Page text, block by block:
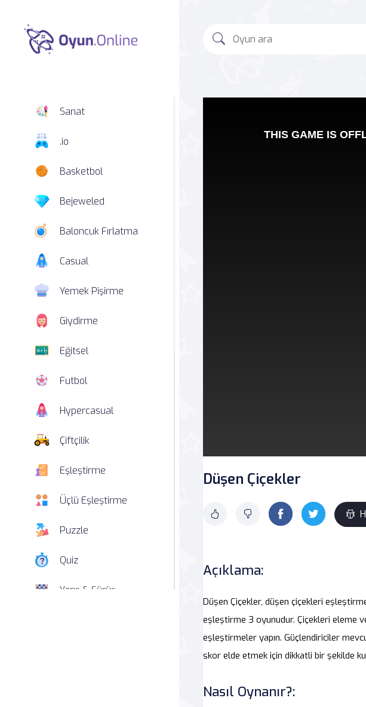
Sanat
.io
Basketbol
Bejeweled
Baloncuk Fırlatma
Casual
Yemek Pişirme
Giydirme
Eğitsel
Futbol
Hypercasual
Çiftçilik
Eşleştirme
Üçlü Eşleştirme
Puzzle
Quiz
Yarış & Sürüş
Düşen Çiçekler
Açıklama:
Düşen Çiçekler, düşen çiçekleri
eşleştirme 3 oyunudur. Çiçekleri eleme
eşleştirmeler yapın. Güçlendiriciler
skor elde etmek için dikkatli bir şekilde
Nasıl Oynanır?: